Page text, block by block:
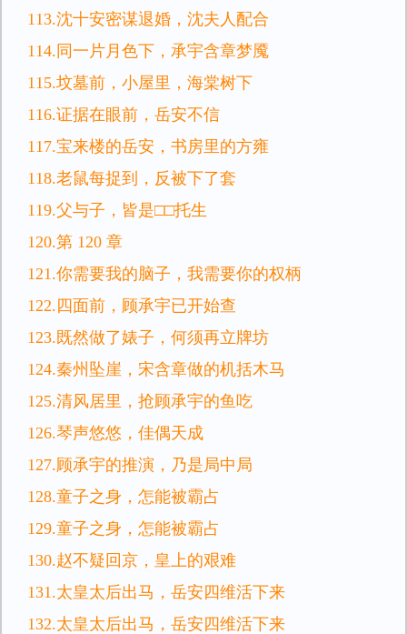
113.沈十安密谋退婚，沈夫人配合
114.同一片月色下，承宇含章梦魇
115.坟墓前，小屋里，海棠树下
116.证据在眼前，岳安不信
117.宝来楼的岳安，书房里的方雍
118.老鼠每捉到，反被下了套
119.父与子，皆是□□托生
120.第 120 章
121.你需要我的脑子，我需要你的权柄
122.四面前，顾承宇已开始查
123.既然做了婊子，何须再立牌坊
124.秦州坠崖，宋含章做的机括木马
125.清风居里，抢顾承宇的鱼吃
126.琴声悠悠，佳偶天成
127.顾承宇的推演，乃是局中局
128.童子之身，怎能被霸占
129.童子之身，怎能被霸占
130.赵不疑回京，皇上的艰难
131.太皇太后出马，岳安四维活下来
132.太皇太后出马，岳安四维活下来